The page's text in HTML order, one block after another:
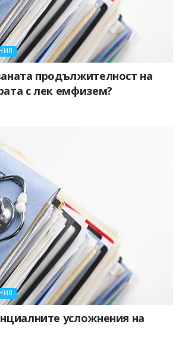
продължителност на
с лек емфизем?
усложнения на